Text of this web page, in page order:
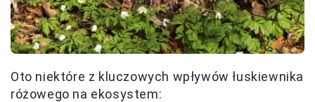
Oto niektóre z kluczowych wpływów łuskiewnika
różowego na ekosystem: